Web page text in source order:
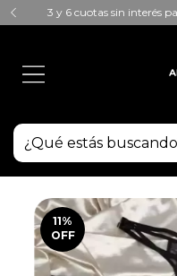
3 y 6 cuotas sin interés
11%
OFF